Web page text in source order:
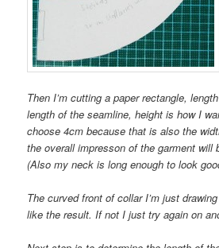
Then I’m cutting a paper rectangle,
length of the seamline, height is how I
choose 4cm because that is also the
the overall impresson of the garment will
(Also my neck is long enough to look
The curved front of collar I’m just
like the result. If not I just try again on